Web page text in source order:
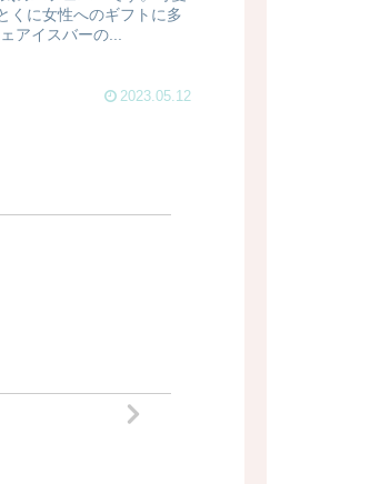
くに女性へのギフトに多
アイスバーの...
2023.05.12